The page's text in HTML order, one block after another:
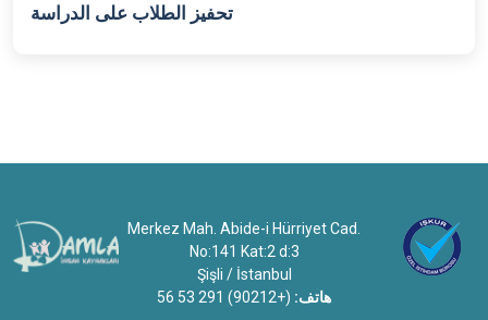
تحفيز الطلاب على الدراسة
Merkez Mah. Abide-i Hürriyet Cad.
No:141 Kat:2 d:3
Şişli / İstanbul
هاتف: (+90212) 291 53 56